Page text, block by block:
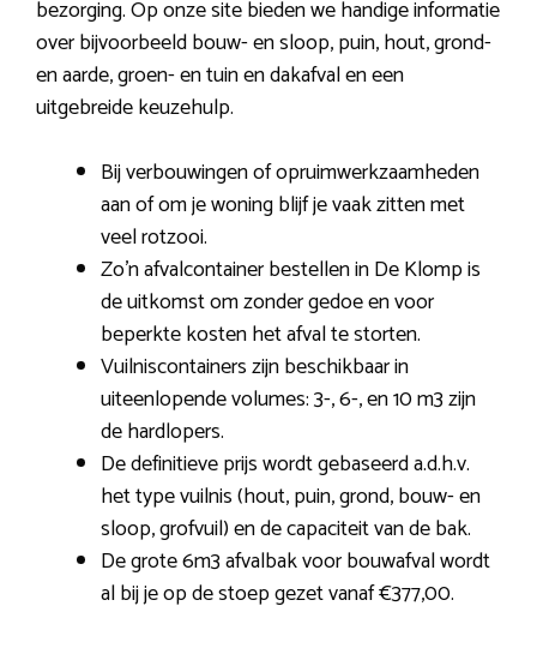
bezorging. Op onze site bieden we handige informatie
over bijvoorbeeld bouw- en sloop, puin, hout, grond-
en aarde, groen- en tuin en dakafval en een
uitgebreide keuzehulp.
Bij verbouwingen of opruimwerkzaamheden
aan of om je woning blijf je vaak zitten met
veel rotzooi.
Zo’n afvalcontainer bestellen in De Klomp is
de uitkomst om zonder gedoe en voor
beperkte kosten het afval te storten.
Vuilniscontainers zijn beschikbaar in
uiteenlopende volumes: 3-, 6-, en 10 m3 zijn
de hardlopers.
De definitieve prijs wordt gebaseerd a.d.h.v.
het type vuilnis (hout, puin, grond, bouw- en
sloop, grofvuil) en de capaciteit van de bak.
De grote 6m3 afvalbak voor bouwafval wordt
al bij je op de stoep gezet vanaf €377,00.